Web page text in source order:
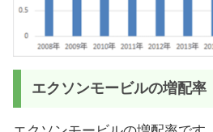
エクソンモービルの増配率